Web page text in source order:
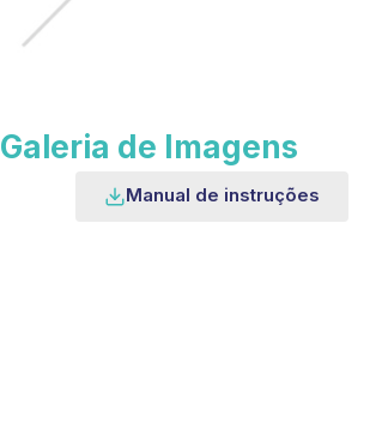
Galeria de Imagens
Manual de instruções